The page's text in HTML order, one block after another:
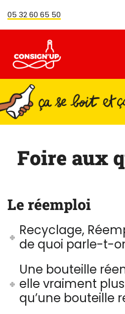
05 32 60 65 50
Foire aux
Le réemploi
Recyclage,
de quoi parle-t-
Une bouteille
elle vraiment
qu’une bouteille